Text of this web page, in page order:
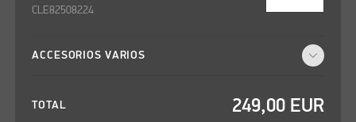
CLE82508224
ACCESORIOS VARIOS
TOTAL 249,00 EUR